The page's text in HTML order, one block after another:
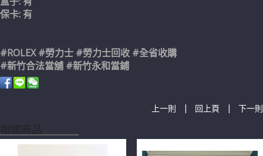
保卡: 有
#ROLEX #勞力士 #勞力士回收 #全省收購
#新竹合法當舖 #新竹永和當鋪
上一則 | 回上頁 | 下一則
相關商品